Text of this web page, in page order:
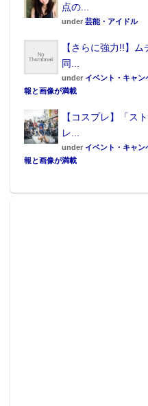
美少女戦士セーラ
ームーン なりきり
ウェア(セーラー マ
ーキュリー)
美少女戦士セー
ウェア(セーラー
2019 年 3 月下旬よりペ
インターネット通販で販売
点の...
under 芸能・アイドル
【さらに強力!!】
同...
under イベント・キャン
報と画像が満載
【コスプレ】「ス
レ...
under イベント・キャン
報と画像が満載